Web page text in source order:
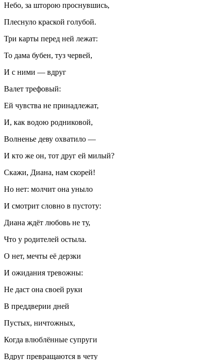
Небо, за шторою проснувшись,
Плеснуло краской голубой.
Три карты перед ней лежат:
То дама бубен, туз червей,
И с ними — вдруг
Валет трефовый:
Ей чувства не принадлежат,
И, как водою родниковой,
Волненье деву охватило —
И кто же он, тот друг ей милый?
Скажи, Диана, нам скорей!
Но нет: молчит она уныло
И смотрит словно в пустоту:
Диана ждёт любовь не ту,
Что у родителей остыла.
О нет, мечты её дерзки
И ожидания тревожны:
Не даст она своей руки
В преддверии дней
Пустых, ничтожных,
Когда влюблённые супруги
Вдруг превращаются в чету